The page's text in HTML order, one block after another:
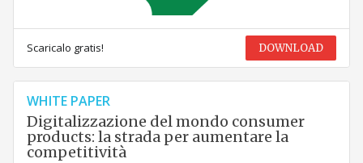
Scaricalo gratis! DOWNLOAD
WHITE PAPER
Digitalizzazione del mondo consumer
products: la strada per aumentare la
competitività